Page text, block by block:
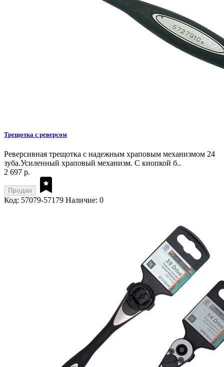
Трещотка с реверсом
Реверсивная трещотка с надежным храповым механизмом 24
зуба.Усиленный храповый механизм. С кнопкой б..
2 697 р.
Продан
Код: 57079-57179 Наличие: 0